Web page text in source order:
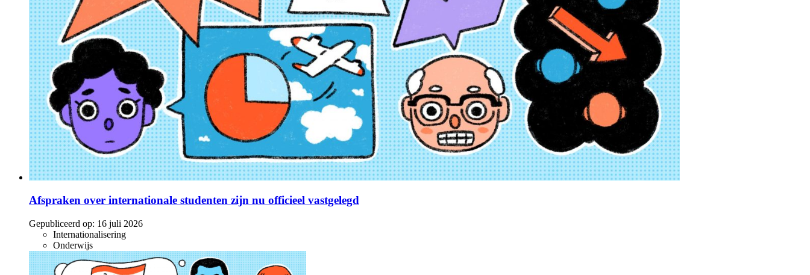
Afspraken over internationale studenten zijn nu officieel vastgelegd
Gepubliceerd op: 16 juli 2026
Internationalisering
Onderwijs